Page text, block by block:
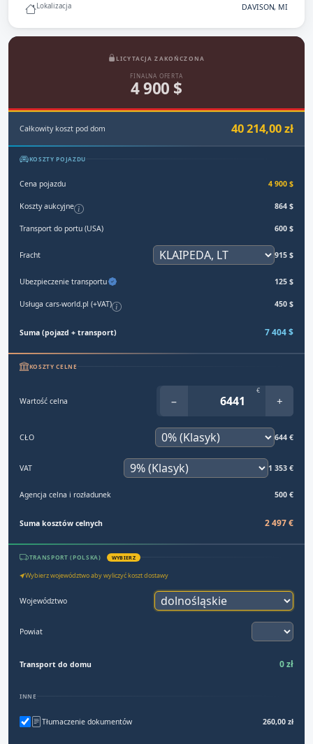
Lokalizacja DAVISON, MI
LICYTACJA ZAKOŃCZONA
FINALNA OFERTA
4 900 $
Całkowity koszt pod dom 40 214,00 zł
KOSZTY POJAZDU
Cena pojazdu 4 900 $
Koszty aukcyjne 864 $
Transport do portu (USA) 600 $
Fracht 915 $
Ubezpieczenie transportu 125 $
Usługa cars-world.pl (+VAT) 450 $
Suma (pojazd + transport) 7 404 $
KOSZTY CELNE
Wartość celna −
€
+
CŁO 644 €
VAT 1 353 €
Agencja celna i rozładunek 500 €
Suma kosztów celnych 2 497 €
TRANSPORT (POLSKA) WYBIERZ
Wybierz województwo aby wyliczyć koszt dostawy
Województwo
Powiat
Transport do domu 0 zł
INNE
Tłumaczenie dokumentów 260,00 zł